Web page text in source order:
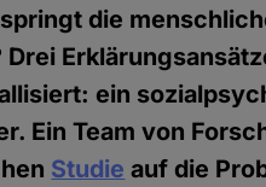
die
Drei
ein
Ein Team von
Studie auf die